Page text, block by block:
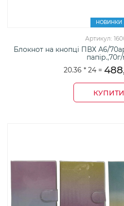
НОВИНКИ
Артикул:
Блокнот на кнопці ПВХ А6/
20.36 * 24 =
КУПИТИ